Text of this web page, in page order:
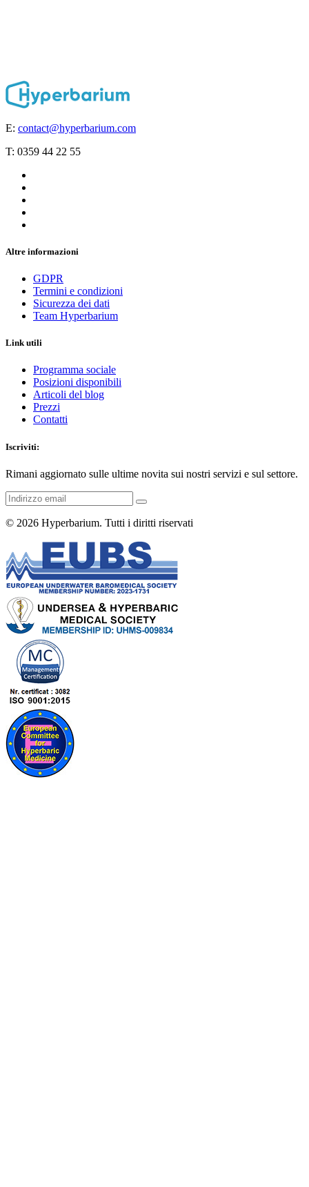
E: contact@hyperbarium.com
T: 0359 44 22 55
Altre informazioni
GDPR
Termini e condizioni
Sicurezza dei dati
Team Hyperbarium
Link utili
Programma sociale
Posizioni disponibili
Articoli del blog
Prezzi
Contatti
Iscriviti:
Rimani aggiornato sulle ultime novita sui nostri servizi e sul settore.
© 2026 Hyperbarium. Tutti i diritti riservati